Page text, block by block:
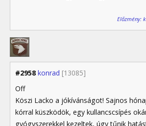
Előzmény:
#2958 konrad [13085]
Off
Köszi Lacko a jókívánságot! Sajnos
kórral küszködök, egy kullancscsípés
gyógyszerekkel kezeltek, úgy tűnik